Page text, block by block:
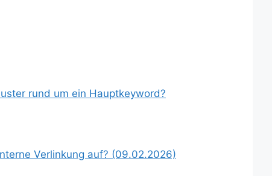
rund um ein Hauptkeyword?
Verlinkung auf? (09.02.2026)